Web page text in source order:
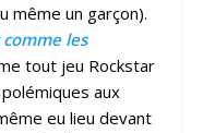
même un garçon).
les
tout jeu Rockstar
aux
eu lieu devant